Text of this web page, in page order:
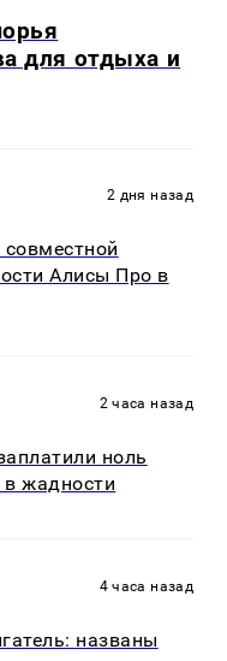
для отдыха и
2 дня назад
Алисы Про в
2 часа назад
ноль
в жадности
4 часа назад
названы